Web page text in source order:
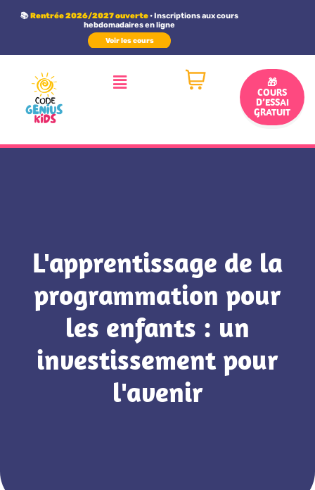
📚Rentrée 2026/2027 ouverte• Inscriptions aux cours
hebdomadaires en ligne
Voir les cours
🎁
COURS
D’ESSAI
GRATUIT
L'apprentissage de la
programmation pour
les enfants : un
investissement pour
l'avenir
Panneau de gestion des cookies